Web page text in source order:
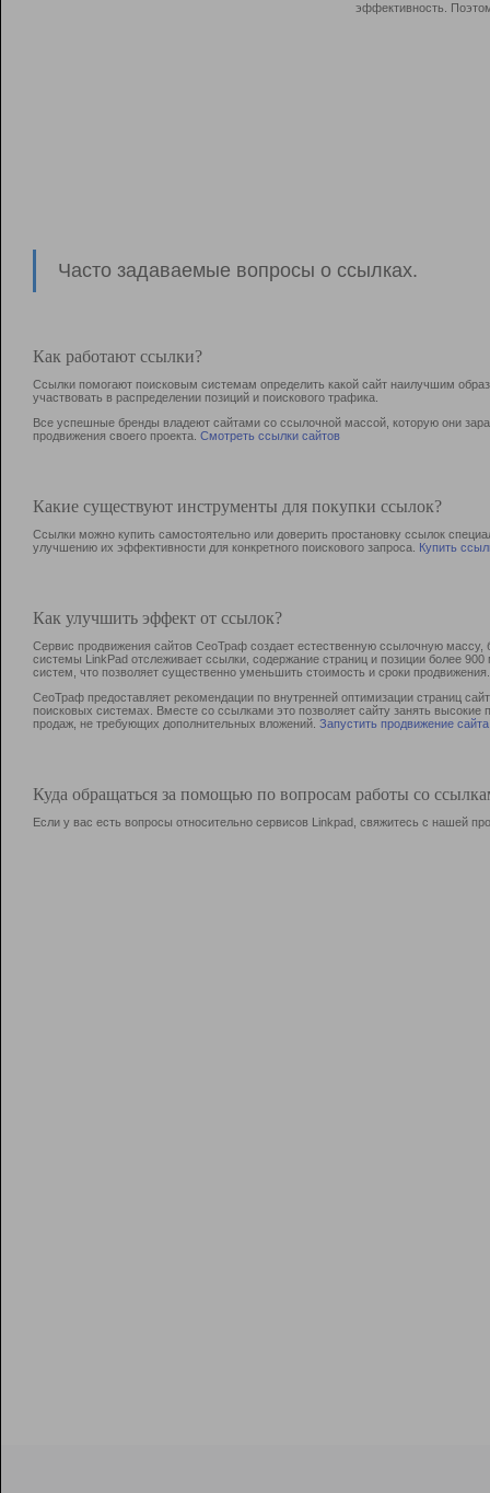
эффективность.
Часто задаваемые вопросы о ссылках.
Как работают ссылки?
Ссылки помогают поисковым системам определить какой сайт наилучшим
участвовать в раcпределении позиций и поискового трафика.
Все успешные бренды владеют сайтами со ссылочной массой, которую они
продвижения своего проекта. Смотреть ссылки сайтов
Какие существуют инструменты для покупки ссылок?
Ссылки можно купить самостоятельно или доверить простановку ссылок
улучшению их эффективности для конкретного поискового запроса. Купить
Как улучшить эффект от ссылок?
Сервис продвижения сайтов СеоТраф создает естественную ссылочную
системы LinkPad отслеживает ссылки, содержание страниц и позиции более
систем, что позволяет существенно уменьшить стоимость и сроки продвижения.
СеоТраф предоставляет рекомендации по внутренней оптимизации страниц
поисковых системах. Вместе со ссылками это позволяет сайту занять
продаж, не требующих дополнительных вложений. Запустить продвижение сайта
Куда обращаться за помощью по вопросам работы со
Если у вас есть вопросы относительно сервисов Linkpad, свяжитесь с нашей